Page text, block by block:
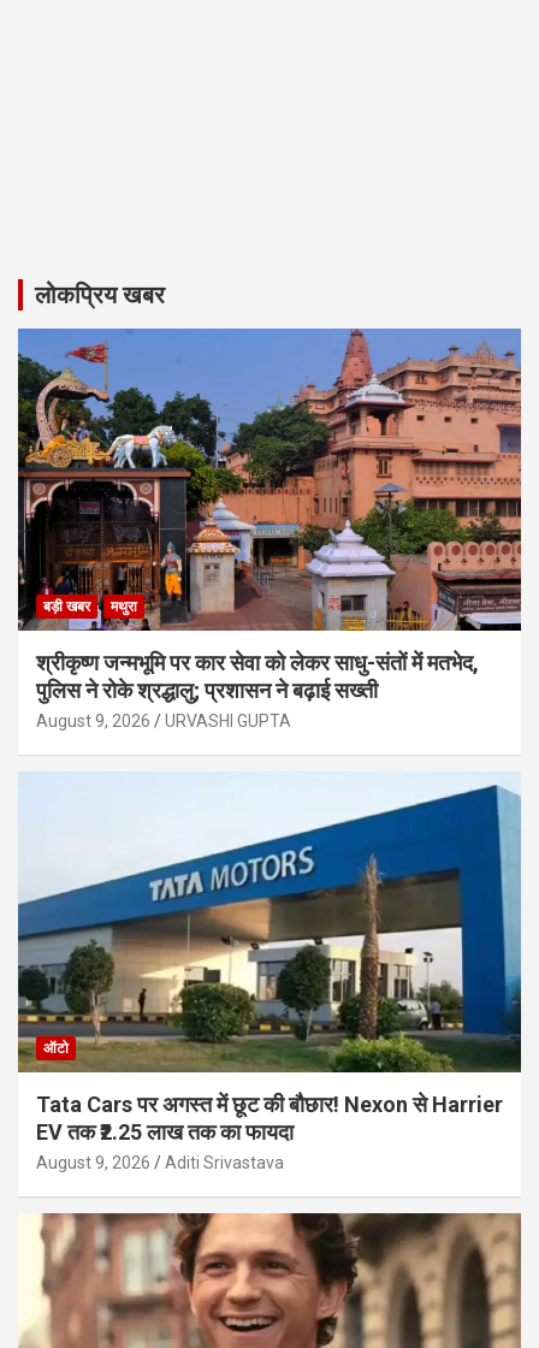
लोकप्रिय खबर
बड़ी खबर मथुरा
श्रीकृष्ण जन्मभूमि पर कार सेवा को लेकर साधु-संतों में मतभेद,
पुलिस ने रोके श्रद्धालु; प्रशासन ने बढ़ाई सख्ती
August 9, 2026 URVASHI GUPTA
ऑटो
Tata Cars पर अगस्त में छूट की बौछार! Nexon से Harrier
EV तक ₹2.25 लाख तक का फायदा
August 9, 2026 Aditi Srivastava